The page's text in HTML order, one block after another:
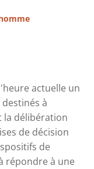
actuelle un
à
la délibération
de décision
de
répondre à une